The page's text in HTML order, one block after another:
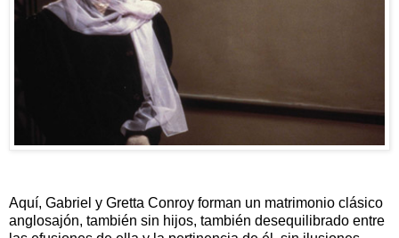
Aquí, Gabriel y Gretta Conroy forman un matrimonio clásico
anglosajón, también sin hijos, también desequilibrado entre